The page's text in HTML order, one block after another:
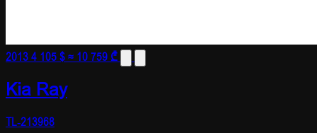
20134 105 $≈ 10 759 ₾
Kia Ray
TL-213968